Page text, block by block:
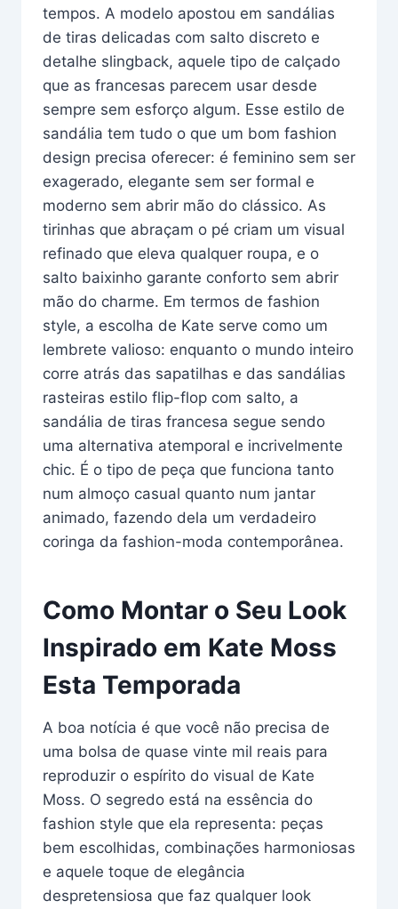
tempos. A modelo apostou em sandálias
de tiras delicadas com salto discreto e
detalhe slingback, aquele tipo de calçado
que as francesas parecem usar desde
sempre sem esforço algum. Esse estilo de
sandália tem tudo o que um bom fashion
design precisa oferecer: é feminino sem ser
exagerado, elegante sem ser formal e
moderno sem abrir mão do clássico. As
tirinhas que abraçam o pé criam um visual
refinado que eleva qualquer roupa, e o
salto baixinho garante conforto sem abrir
mão do charme. Em termos de fashion
style, a escolha de Kate serve como um
lembrete valioso: enquanto o mundo inteiro
corre atrás das sapatilhas e das sandálias
rasteiras estilo flip-flop com salto, a
sandália de tiras francesa segue sendo
uma alternativa atemporal e incrivelmente
chic. É o tipo de peça que funciona tanto
num almoço casual quanto num jantar
animado, fazendo dela um verdadeiro
coringa da fashion-moda contemporânea.
Como Montar o Seu Look
Inspirado em Kate Moss
Esta Temporada
A boa notícia é que você não precisa de
uma bolsa de quase vinte mil reais para
reproduzir o espírito do visual de Kate
Moss. O segredo está na essência do
fashion style que ela representa: peças
bem escolhidas, combinações harmoniosas
e aquele toque de elegância
despretensiosa que faz qualquer look